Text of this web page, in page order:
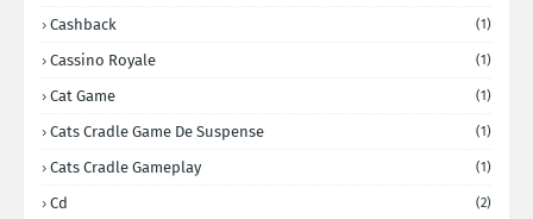
Cashback (1)
Cassino Royale (1)
Cat Game (1)
Cats Cradle Game De Suspense (1)
Cats Cradle Gameplay (1)
Cd (2)